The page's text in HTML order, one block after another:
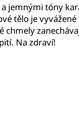
jemnými tóny
tělo je
chmely
Na zdraví!